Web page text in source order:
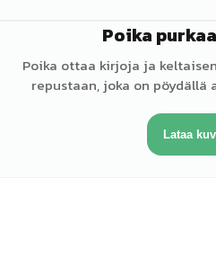
Poika
Poika ottaa kirjoja ja
repustaan, joka on pöydällä
Lataa